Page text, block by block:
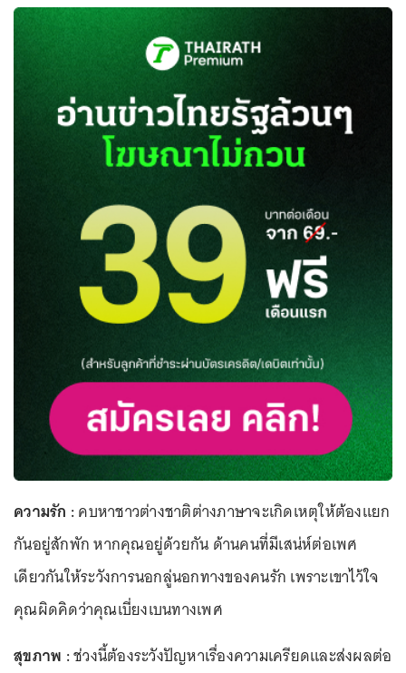
ความรัก :คบหาชาวต่างชาติต่างภาษาจะเกิดเหตุให้ต้องแยก
กันอยู่สักพัก หากคุณอยู่ด้วยกัน ด้านคนที่มีเสน่ห์ต่อเพศ
เดียวกันให้ระวังการนอกลู่นอกทางของคนรัก เพราะเขาไว้ใจ
คุณผิดคิดว่าคุณเบี่ยงเบนทางเพศ
สุขภาพ :ช่วงนี้ต้องระวังปัญหาเรื่องความเครียดและส่งผลต่อ